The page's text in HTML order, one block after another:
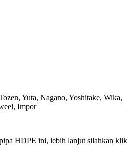
Yuta, Nagano, Yoshitake, Wika,
Impor
HDPE ini, lebih lanjut silahkan klik